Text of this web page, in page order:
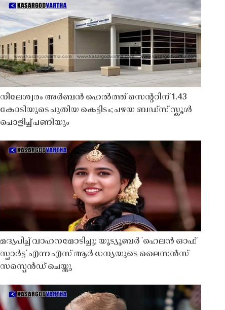
നീലേശ്വരം അർബൻ ഹെൽത്ത് സെൻ്ററിന് 1.43
കോടിയുടെ പുതിയ കെട്ടിടം; പഴയ ബഡ്സ് സ്കൂൾ
പൊളിച്ച് പണിയും
മദ്യപിച്ച് വാഹനമോടിച്ചു; യൂട്യൂബർ 'ഹെലൻ ഓഫ്
സ്പാർട്ട' എന്ന എസ് ആർ ധന്യയുടെ ലൈസൻസ്
സസ്പെൻഡ് ചെയ്തു ​​​​​​​